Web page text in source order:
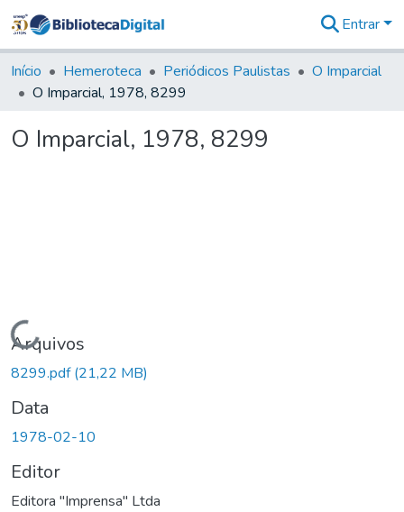
&
Coleções
Tudo na
Digital
Entrar
Início Hemeroteca Periódicos Paulistas
O Imparcial
O Imparcial, 1978, 8299
O Imparcial, 1978, 8299
Carregando...
Arquivos
8299.pdf(21,22 MB)
Data
1978-02-10
Editor
Editora "Imprensa" Ltda